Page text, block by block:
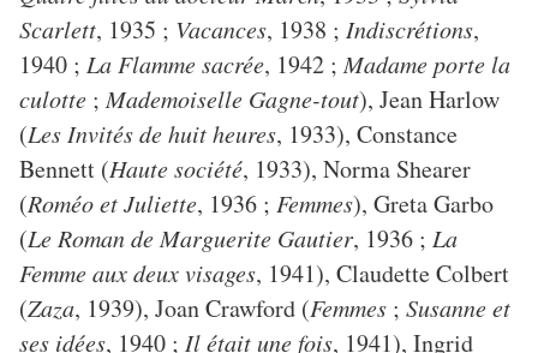
Scarlett, 1935 ; Vacances, 1938 ; Indiscrétions,
1940 ; La Flamme sacrée, 1942 ;Madame porte la
culotte ;Mademoiselle Gagne-tout), Jean Harlow
(Les Invités de huit heures, 1933), Constance
Bennett (Haute société, 1933), Norma Shearer
(Roméo et Juliette, 1936 ; Femmes), Greta Garbo
(Le Roman de Marguerite Gautier, 1936 ; La
Femme aux deux visages, 1941), Claudette Colbert
(Zaza, 1939), Joan Crawford (Femmes ; Susanne et
ses idées, 1940 ; Il était une fois, 1941), Ingrid